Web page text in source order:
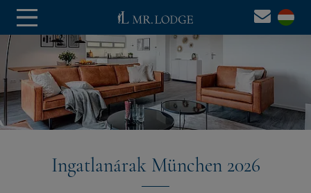
Ingatlanárak München 2026